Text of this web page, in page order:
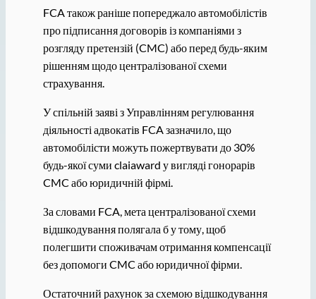
FCA також раніше попереджало автомобілістів
про підписання договорів із компаніями з
розгляду претензій (CMC) або перед будь-яким
рішенням щодо централізованої схеми
страхування.
У спільній заяві з Управлінням регулювання
діяльності адвокатів FCA зазначило, що
автомобілісти можуть пожертвувати до 30%
будь-якої суми claiaward у вигляді гонорарів
CMC або юридичній фірмі.
За словами FCA, мета централізованої схеми
відшкодування полягала б у тому, щоб
полегшити споживачам отримання компенсації
без допомоги CMC або юридичної фірми.
Остаточний рахунок за схемою відшкодування